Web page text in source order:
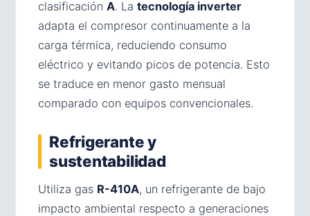
clasificación A. La tecnología inverter
adapta el compresor continuamente a la
carga térmica, reduciendo consumo
eléctrico y evitando picos de potencia. Esto
se traduce en menor gasto mensual
comparado con equipos convencionales.
Refrigerante y
sustentabilidad
Utiliza gas R-410A, un refrigerante de bajo
impacto ambiental respecto a generaciones